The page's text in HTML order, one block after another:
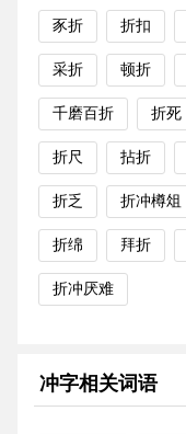
豕折 折扣
采折 顿折
千磨百折 折死
折尺 拈折
折乏 折冲樽俎
折绵 拜折
折冲厌难
冲字相关词语